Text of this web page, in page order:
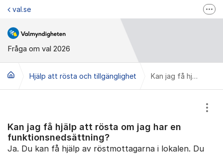
Hoppa till innehåll
Fråga om val 2026
val.se
Valmyndigheten på Facebook
Valmyndigheten på Instagram
Valupplysningen
Hjälp att rösta och tillgänglighet Kan jag få hjälp att rösta om jag har en funktionsnedsättning?
Kan jag få hjälp att rösta om jag har en
funktionsnedsättning?
Ja. Du kan få hjälp av röstmottagarna i lokalen. Du